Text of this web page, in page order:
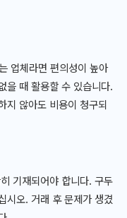
업체라면 편의성이 높아
을 때 활용할 수 있습니다.
지 않아도 비용이 청구되
기재되어야 합니다. 구두
시오. 거래 후 문제가 생겼